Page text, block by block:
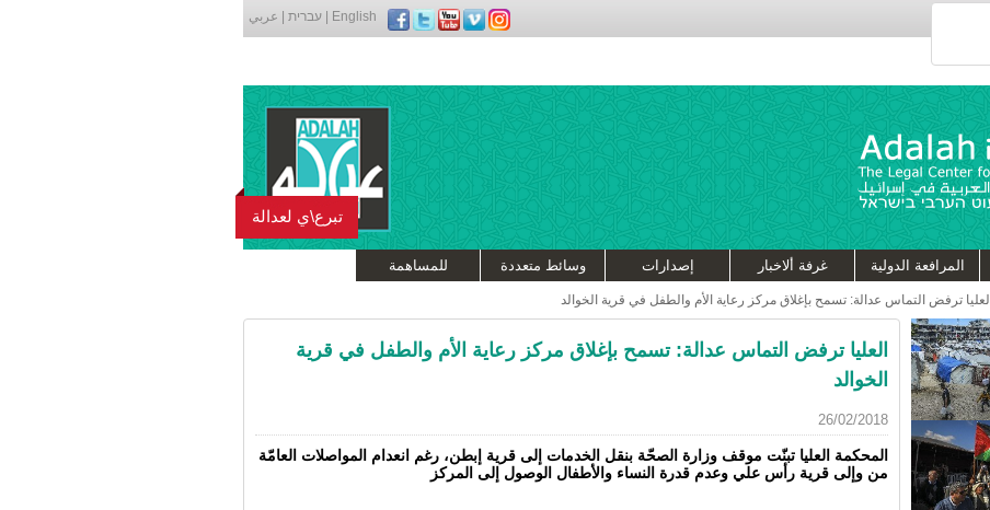
English עברית عربي
المرافعة الدولية غرفة ألاخبار إصدارات وسائط متعددة للمساهمة
تبرع\ي لعدالة
العليا ترفض التماس عدالة: تسمح بإغلاق مركز رعاية الأم والطفل في قرية الخوالد
العليا ترفض التماس عدالة: تسمح بإغلاق مركز رعاية الأم والطفل في قرية
الخوالد
26/02/2018
المحكمة العليا تبنّت موقف وزارة الصحّة بنقل الخدمات إلى قرية إبطن، رغم انعدام المواصلات العامّة
من وإلى قرية رأس علي وعدم قدرة النساء والأطفال الوصول إلى المركز